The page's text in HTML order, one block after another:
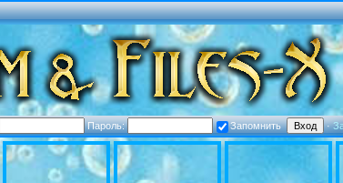
Пароль: Запомнить ·